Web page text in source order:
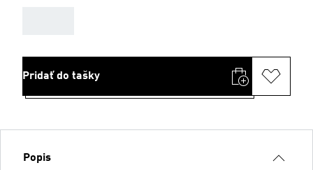
Pridať do tašky
Popis